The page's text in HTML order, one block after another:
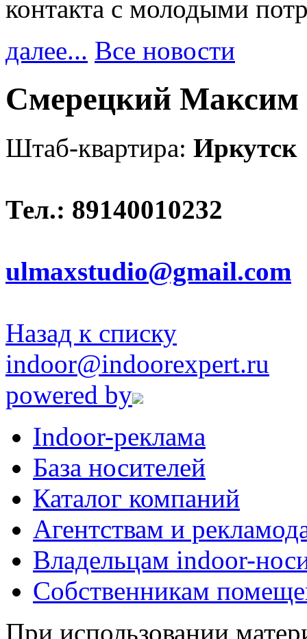
контакта с молодыми
далее... Все новости
Смерецкий Максим
Штаб-квартира: Иркутск
Тел.: 89140010232
ulmaxstudio@gmail.com
Назад к списку
indoor@indoorexpert.ru
powered by
Indoor-реклама
База носителей
Каталог компаний
Агентствам и
Владельцам indoor-
Собственникам
При использовании